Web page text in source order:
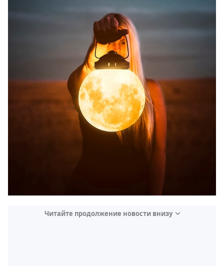
Читайте продолжение новости внизу